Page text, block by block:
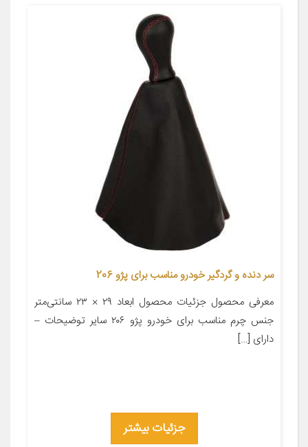
سر دنده و گردگیر خودرو مناسب برای پژو 206
معرفی محصول جزئیات محصول ابعاد ۲۹ × ۲۳ سانتی‌متر
جنس چرم مناسب برای خودرو پژو ۲۰۶ سایر توضیحات –
دارای […]
جزئیات بیشتر